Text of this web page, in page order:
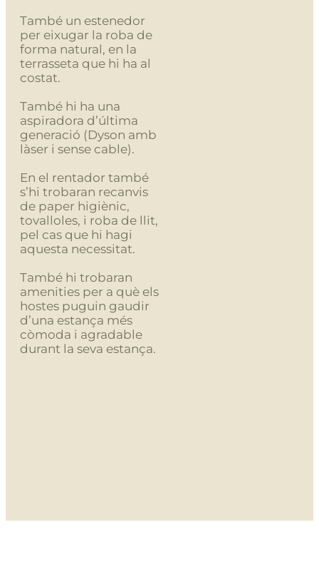
També un estenedor
per eixugar la roba de
forma natural, en la
terrasseta que hi ha al
costat.
També hi ha una
aspiradora d’última
generació (Dyson amb
làser i sense cable).
En el rentador també
s’hi trobaran recanvis
de paper higiènic,
tovalloles, i roba de llit,
pel cas que hi hagi
aquesta necessitat.
També hi trobaran
amenities per a què els
hostes puguin gaudir
d’una estança més
còmoda i agradable
durant la seva estança.